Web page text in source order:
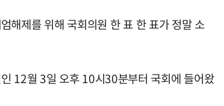
해제를 위해 국회의원 한 표 한 표가 정말 소
12월 3일 오후 10시30분부터 국회에 들어왔